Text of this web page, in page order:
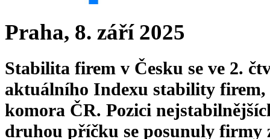
Praha, 8. září 2025
Stabilita firem v Česku se ve 2.
aktuálního Indexu stability
komora ČR. Pozici
druhou příčku se posunuly firmy